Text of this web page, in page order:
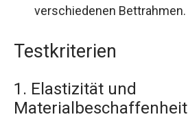
verschiedenen Bettrahmen.
Testkriterien
1. Elastizität und
Materialbeschaffenheit